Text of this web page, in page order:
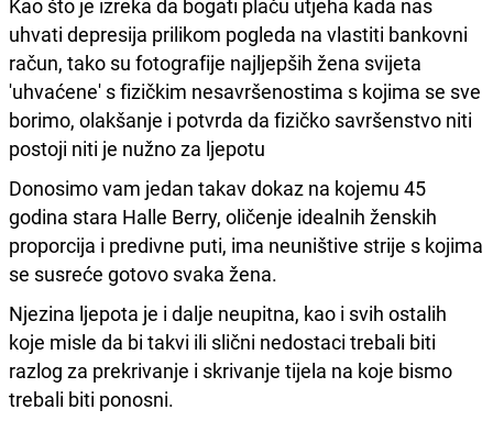
uhvati depresija prilikom pogleda na vlastiti bankovni
račun, tako su fotografije najljepših žena svijeta
'uhvaćene' s fizičkim nesavršenostima s kojima se sve
borimo, olakšanje i potvrda da fizičko savršenstvo niti
postoji niti je nužno za ljepotu
Donosimo vam jedan takav dokaz na kojemu 45
godina stara Halle Berry, oličenje idealnih ženskih
proporcija i predivne puti, ima neuništive strije s kojima
se susreće gotovo svaka žena.
Njezina ljepota je i dalje neupitna, kao i svih ostalih
koje misle da bi takvi ili slični nedostaci trebali biti
razlog za prekrivanje i skrivanje tijela na koje bismo
trebali biti ponosni.